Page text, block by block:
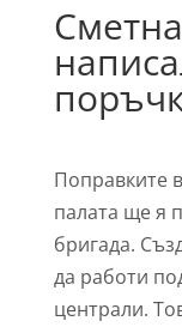
Поправките
палата ще я
бригада.
да работи
централи.